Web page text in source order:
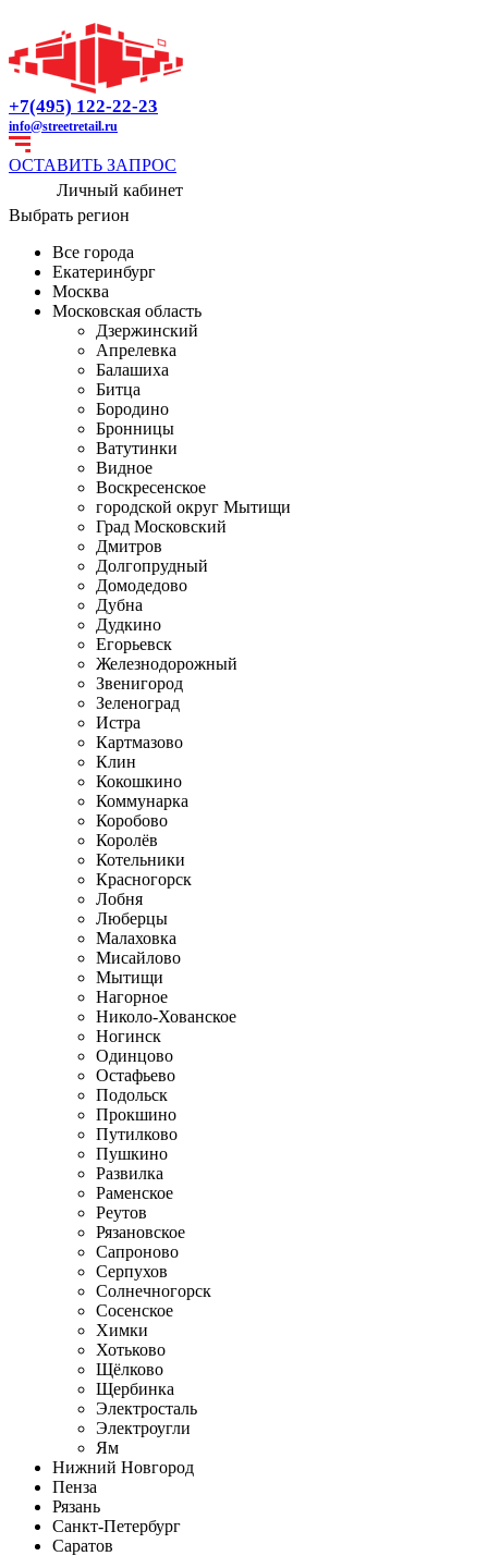
+7(495) 122-22-23
info@streetretail.ru
ОСТАВИТЬ ЗАПРОС
Личный кабинет
Выбрать регион
Все города
Екатеринбург
Москва
Московская область
Дзержинский
Апрелевка
Балашиха
Битца
Бородино
Бронницы
Ватутинки
Видное
Воскресенское
городской округ Мытищи
Град Московский
Дмитров
Долгопрудный
Домодедово
Дубна
Дудкино
Егорьевск
Железнодорожный
Звенигород
Зеленоград
Истра
Картмазово
Клин
Кокошкино
Коммунарка
Коробово
Королёв
Котельники
Красногорск
Лобня
Люберцы
Малаховка
Мисайлово
Мытищи
Нагорное
Николо-Хованское
Ногинск
Одинцово
Остафьево
Подольск
Прокшино
Путилково
Пушкино
Развилка
Раменское
Реутов
Рязановское
Сапроново
Серпухов
Солнечногорск
Сосенское
Химки
Хотьково
Щёлково
Щербинка
Электросталь
Электроугли
Ям
Нижний Новгород
Пенза
Рязань
Санкт-Петербург
Саратов